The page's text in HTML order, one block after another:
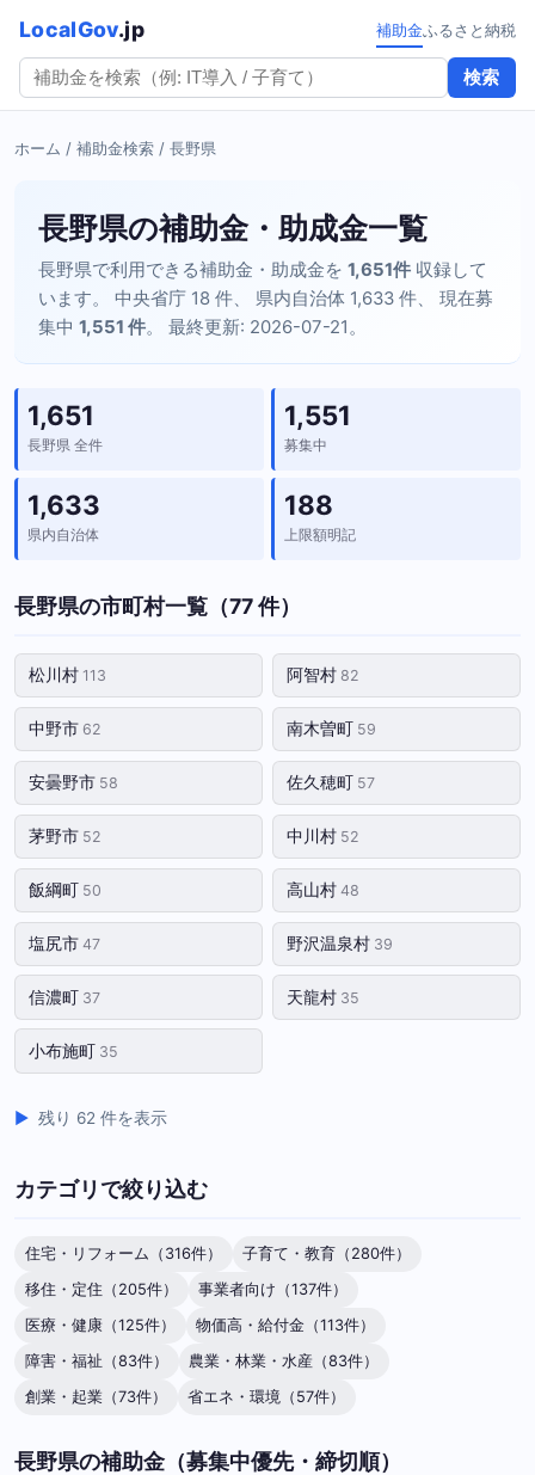
LocalGov.jp
検索
補助金ふるさと納税
ホーム / 補助金検索 / 長野県
長野県の補助金・助成金一覧
長野県で利用できる補助金・助成金を 1,651件 収録して
います。 中央省庁 18 件、 県内自治体 1,633 件、 現在募
集中 1,551 件。 最終更新: 2026-07-21。
1,651
長野県 全件
1,551
募集中
1,633
県内自治体
188
上限額明記
長野県の市町村一覧（77 件）
松川村 113 阿智村 82
中野市 62 南木曽町 59
安曇野市 58 佐久穂町 57
茅野市 52 中川村 52
飯綱町 50 高山村 48
塩尻市 47 野沢温泉村 39
信濃町 37 天龍村 35
小布施町 35
残り 62 件を表示
カテゴリで絞り込む
住宅・リフォーム（316件）
子育て・教育（280件）
移住・定住（205件）
事業者向け（137件）
医療・健康（125件）
物価高・給付金（113件）
障害・福祉（83件）
農業・林業・水産（83件）
創業・起業（73件）
省エネ・環境（57件）
長野県の補助金（募集中優先・締切順）